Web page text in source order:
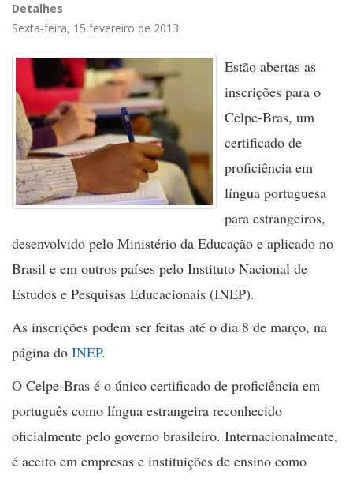
Detalhes
Sexta-feira, 15 fevereiro de 2013
Estão abertas as
inscrições para o
Celpe-Bras, um
certificado de
proficiência em
língua portuguesa
para estrangeiros,
desenvolvido pelo Ministério da Educação e aplicado no
Brasil e em outros países pelo Instituto Nacional de
Estudos e Pesquisas Educacionais (INEP).
As inscrições podem ser feitas até o dia 8 de março, na
página do INEP.
O Celpe-Bras é o único certificado de proficiência em
português como língua estrangeira reconhecido
oficialmente pelo governo brasileiro. Internacionalmente,
é aceito em empresas e instituições de ensino como